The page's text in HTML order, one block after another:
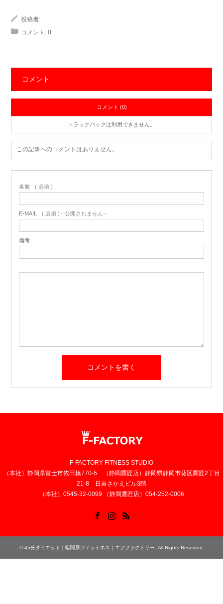
投稿者:
コメント: 0
コメント
コメント (0)
トラックバックは利用できません。
この記事へのコメントはありません。
名前 ( 必須 )
E-MAIL ( 必須 ) - 公開されません -
備考
F-FACTORY FITNESS STUDIO
（本社）静岡県富士市依田橋770-5 （静岡鷹匠店）静岡県静岡市葵区鷹匠2丁目
21-8 日吉さかえビル3階
（本社）0545-32-0099 （静岡鷹匠店）054-252-0006
©45分ダイエット｜暗闇系フィットネス｜エフファクトリー . All Rights Reserved.